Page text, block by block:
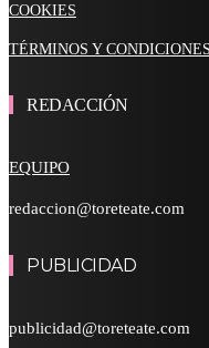
COOKIES
TÉRMINOS Y CONDICIONES
REDACCIÓN
EQUIPO
redaccion@toreteate.com
PUBLICIDAD
publicidad@toreteate.com